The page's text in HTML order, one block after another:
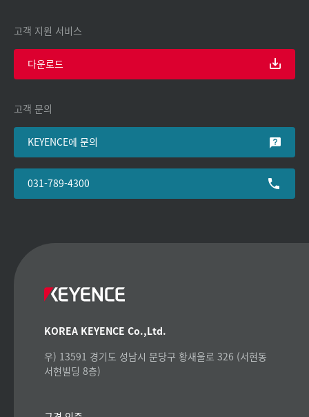
고객 지원 서비스
다운로드
고객 문의
KEYENCE에 문의
031-789-4300
KOREA KEYENCE Co.,Ltd.
우) 13591 경기도 성남시 분당구 황새울로 326 (서현동
서현빌딩 8층)